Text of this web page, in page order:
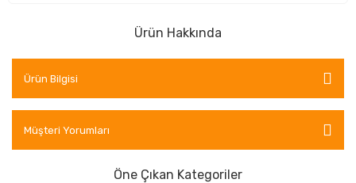
Ürün Hakkında
Ürün Bilgisi
Müşteri Yorumları
Öne Çıkan Kategoriler